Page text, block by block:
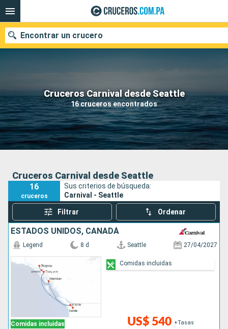
Cruceros Carnival desde Seattle
16 cruceros encontrados
Encontrar un crucero
Nuestros destinos
Fecha de salida
Puertos Compañías
Cruceros Carnival desde Seattle
16
cruceros
Sus criterios de búsqueda:
Carnival - Seattle
Filtrar Ordenar
ESTADOS UNIDOS, CANADÁ
Comidas incluidas
Legend 8 d Seattle 27/04/2027
US$ 540 +Tasas
Comidas incluidas